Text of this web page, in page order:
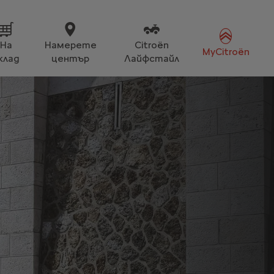
На
Намерете
център
Citroën
Лайфстайл
MyCitroën